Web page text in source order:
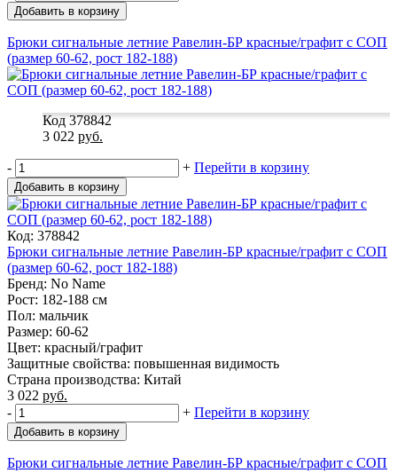
Добавить в корзину
Брюки сигнальные летние Равелин-БР красные/графит с СОП
(размер 60-62, рост 182-188)
Код 378842
3 022 руб.
- + Перейти в корзину
Добавить в корзину
Код: 378842
Брюки сигнальные летние Равелин-БР красные/графит с СОП
(размер 60-62, рост 182-188)
Бренд: No Name
Рост: 182-188 см
Пол: мальчик
Размер: 60-62
Цвет: красный/графит
Защитные свойства: повышенная видимость
Страна производства: Китай
3 022 руб.
-
+ Перейти в корзину
Добавить в корзину
Брюки сигнальные летние Равелин-БР красные/графит с СОП